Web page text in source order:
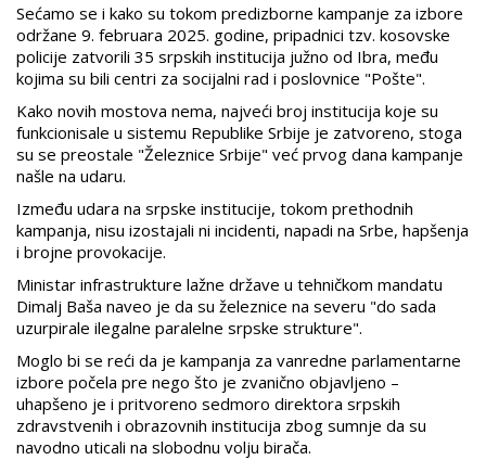
Sećamo se i kako su tokom predizborne kampanje za izbore
održane 9. februara 2025. godine, pripadnici tzv. kosovske
policije zatvorili 35 srpskih institucija južno od Ibra, među
kojima su bili centri za socijalni rad i poslovnice "Pošte".
Kako novih mostova nema, najveći broj institucija koje su
funkcionisale u sistemu Republike Srbije je zatvoreno, stoga
su se preostale "Železnice Srbije" već prvog dana kampanje
našle na udaru.
Između udara na srpske institucije, tokom prethodnih
kampanja, nisu izostajali ni incidenti, napadi na Srbe, hapšenja
i brojne provokacije.
Ministar infrastrukture lažne države u tehničkom mandatu
Dimalj Baša naveo je da su železnice na severu "do sada
uzurpirale ilegalne paralelne srpske strukture".
Moglo bi se reći da je kampanja za vanredne parlamentarne
izbore počela pre nego što je zvanično objavljeno –
uhapšeno je i pritvoreno sedmoro direktora srpskih
zdravstvenih i obrazovnih institucija zbog sumnje da su
navodno uticali na slobodnu volju birača.